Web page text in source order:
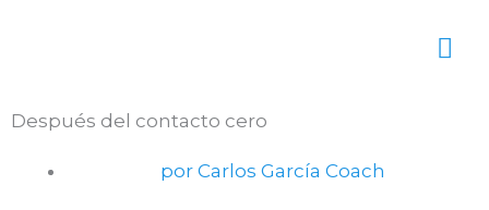
Después del contacto cero
por Carlos García Coach